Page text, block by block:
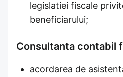
legislatiei fiscale
beneficiarului;
Consultanta contabil
acordarea de